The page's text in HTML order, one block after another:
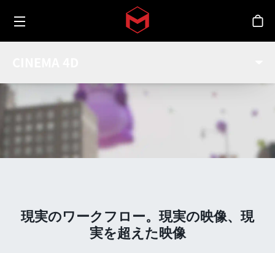
Skip to main content
Toggle menu
シ
トラッキング
現実のワークフロー。現実の映像、現
実を超えた映像